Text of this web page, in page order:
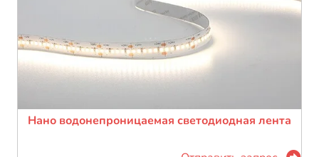
Нано водонепроницаемая светодиодная лента